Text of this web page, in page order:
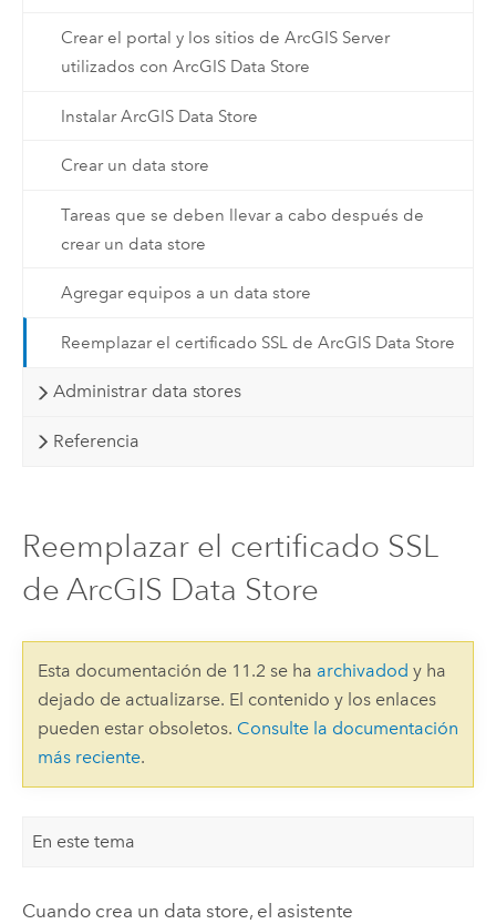
Crear el portal y los sitios de ArcGIS Server
utilizados con ArcGIS Data Store
Instalar ArcGIS Data Store
Crear un data store
Tareas que se deben llevar a cabo después de
crear un data store
Agregar equipos a un data store
Reemplazar el certificado SSL de ArcGIS Data Store
Administrar data stores
Referencia
Reemplazar el certificado SSL
de ArcGIS Data Store
Esta documentación de 11.2 se ha archivadod y ha
dejado de actualizarse. El contenido y los enlaces
pueden estar obsoletos. Consulte la documentación
más reciente.
En este tema
Cuando crea un data store, el asistente